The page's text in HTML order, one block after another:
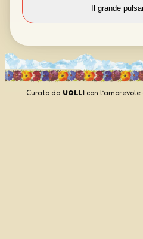
Curato da UOLLIcon